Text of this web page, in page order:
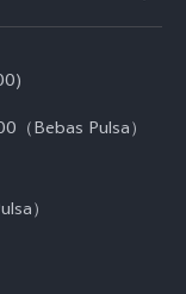
Bebas Pulsa）
）